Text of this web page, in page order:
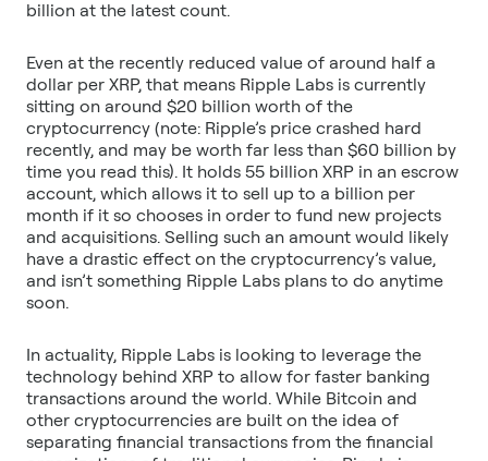
Even at the recently reduced value of around half a
dollar per XRP, that means Ripple Labs is currently
sitting on around $20 billion worth of the
cryptocurrency (note: Ripple’s price crashed hard
recently, and may be worth far less than $60 billion by
time you read this). It holds 55 billion XRP in an escrow
account, which allows it to sell up to a billion per
month if it so chooses in order to fund new projects
and acquisitions. Selling such an amount would likely
have a drastic effect on the cryptocurrency’s value,
and isn’t something Ripple Labs plans to do anytime
In actuality, Ripple Labs is looking to leverage the
technology behind XRP to allow for faster banking
transactions around the world. While Bitcoin and
other cryptocurrencies are built on the idea of
separating financial transactions from the financial